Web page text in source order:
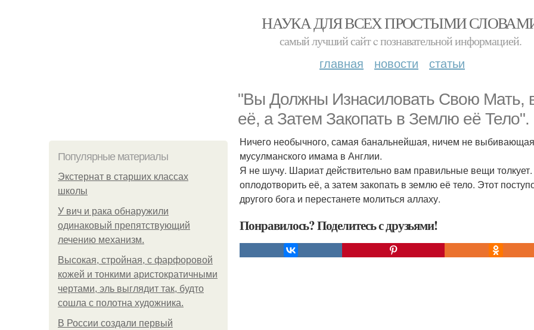
НАУКА ДЛЯ ВСЕХ ПРОСТЫМИ
самый лучший сайт c познавательной информацией.
главная новости статьи
"Вы Должны Изнасиловать Свою Мать,
её, а Затем Закопать в Землю её Тело".
Популярные материалы
Экстернат в старших классах
школы
У вич и рака обнаружили
одинаковый препятствующий
лечению механизм.
Высокая, стройная, с фарфоровой
кожей и тонкими аристократичными
чертами, эль выглядит так, будто
сошла с полотна художника.
В России создали первый
Ничего необычного, самая банальнейшая, ничем не
мусулманского имама в Англии.
Я не шучу. Шариат действительно вам правильные вещи
оплодотворить её, а затем закопать в землю её тело. Этот
другого бога и перестанете молиться аллаху.
Понравилось? Поделитесь с друзьями!